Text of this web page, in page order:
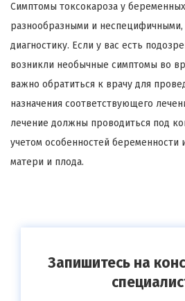
Симптомы токсокароза у
разнообразными и неспецифичными,
диагностику. Если у вас есть
возникли необычные симптомы во
важно обратиться к врачу для
назначения соответствующего
лечение должны проводиться под
учетом особенностей
матери и плода.
Запишитесь на